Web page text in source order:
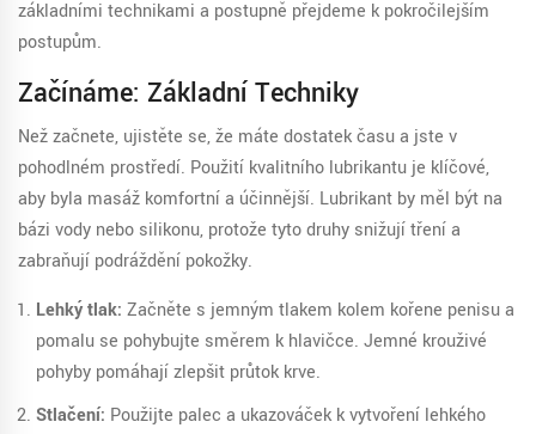
základními technikami a postupně přejdeme k pokročilejším
postupům.
Začínáme: Základní Techniky
Než začnete, ujistěte se, že máte dostatek času a jste v
pohodlném prostředí. Použití kvalitního lubrikantu je klíčové,
aby byla masáž komfortní a účinnější. Lubrikant by měl být na
bázi vody nebo silikonu, protože tyto druhy snižují tření a
zabraňují podráždění pokožky.
Lehký tlak: Začněte s jemným tlakem kolem kořene penisu a
pomalu se pohybujte směrem k hlavičce. Jemné krouživé
pohyby pomáhají zlepšit průtok krve.
Stlačení: Použijte palec a ukazováček k vytvoření lehkého